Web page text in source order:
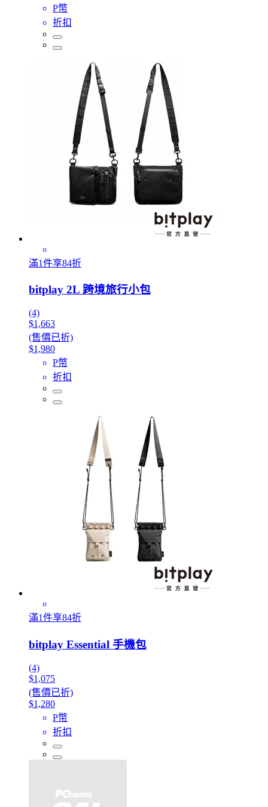
P幣
折扣
滿1件享84折
bitplay 2L 跨境旅行小包
(4)
$1,663
(售價已折)
$1,980
P幣
折扣
滿1件享84折
bitplay Essential 手機包
(4)
$1,075
(售價已折)
$1,280
P幣
折扣